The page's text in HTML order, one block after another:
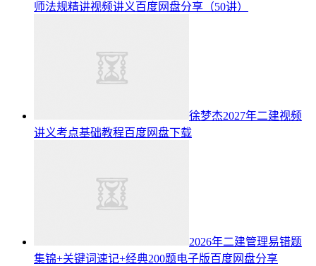
师法规精讲视频讲义百度网盘分享（50讲）
徐梦杰2027年二建视频
讲义考点基础教程百度网盘下载
2026年二建管理易错题
集锦+关键词速记+经典200题电子版百度网盘分享